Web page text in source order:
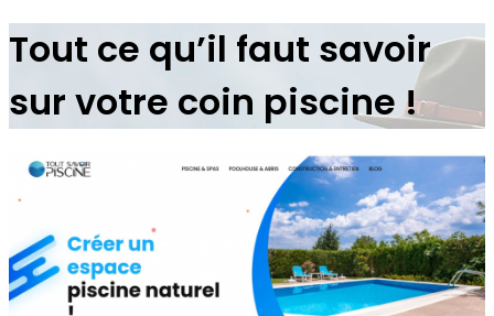
Tout ce qu’il faut savoir
sur votre coin piscine !